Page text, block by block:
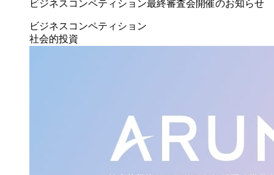
ビジネスコンペティション最終審査会開催のお知らせ
ビジネスコンペティション
社会的投資